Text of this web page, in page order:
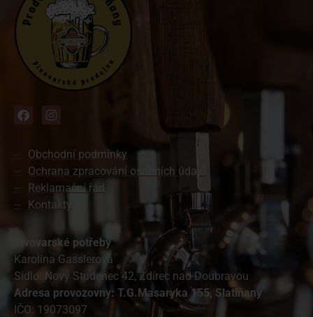
Obchodní podmínky
Ochrana zpracování osobních údajů
Reklamační řád
Kontakty
Pivovarské potřeby
Karolína Gasslerová
Sídlo: Nový Studenec 42, Ždírec nad Doubravou
Adresa provozovny: T.G.Masaryka 155, Slatiňany
IČO: 19073097